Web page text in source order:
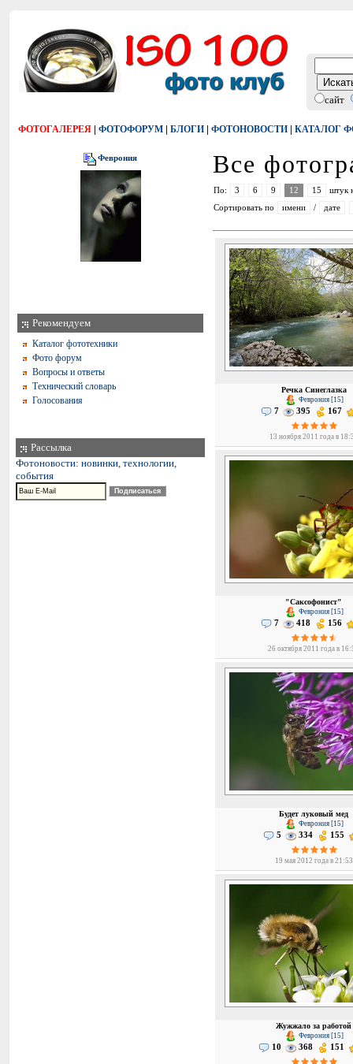
сайт
ФОТОГАЛЕРЕЯ | ФОТОФОРУМ | БЛОГИ | ФОТОНОВОСТИ | КАТАЛОГ
Феврония
Рекомендуем
Каталог фототехники
Фото форум
Вопросы и ответы
Технический словарь
Голосования
Рассылка
Фотоновости: новинки, технологии,
события
Все
По: 3 6 9 12 15
штук
Сортировать по
имени / дате
Речка Синеглазка
Феврония [15]
7 395 167
13 ноября 2011 года в
"Саксофонист"
Феврония [15]
7 418 156
26 октября 2011 года в
Будет луковый мед
Феврония [15]
5 334 155
19 мая 2012 года в 21:53
Жужжало за работой
Феврония [15]
10 368 151